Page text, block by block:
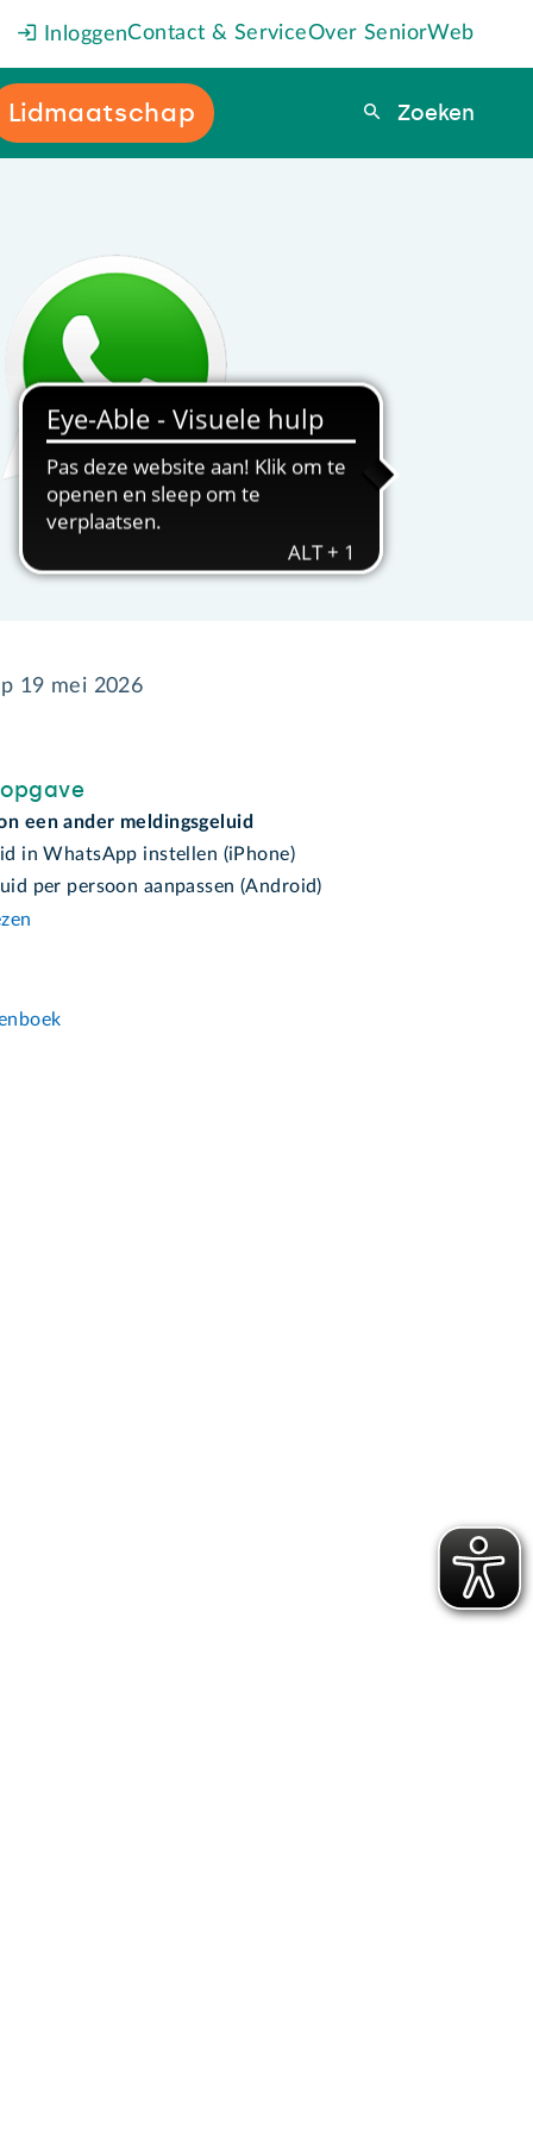
InloggenContact & ServiceOver SeniorWeb
Lidmaatschap Zoeken
Zoeken
19 mei 2026
een ander meldingsgeluid
in WhatsApp instellen (iPhone)
per persoon aanpassen (Android)